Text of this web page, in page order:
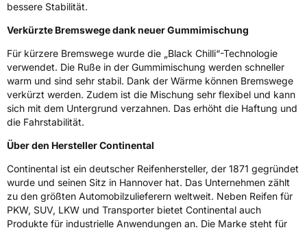
bessere Stabilität.
Verkürzte Bremswege dank neuer Gummimischung
Für kürzere Bremswege wurde die „Black Chilli“-Technologie
verwendet. Die Ruße in der Gummimischung werden schneller
warm und sind sehr stabil. Dank der Wärme können Bremswege
verkürzt werden. Zudem ist die Mischung sehr flexibel und kann
sich mit dem Untergrund verzahnen. Das erhöht die Haftung und
die Fahrstabilität.
Über den Hersteller Continental
Continental ist ein deutscher Reifenhersteller, der 1871 gegründet
wurde und seinen Sitz in Hannover hat. Das Unternehmen zählt
zu den größten Automobilzulieferern weltweit. Neben Reifen für
PKW, SUV, LKW und Transporter bietet Continental auch
Produkte für industrielle Anwendungen an. Die Marke steht für